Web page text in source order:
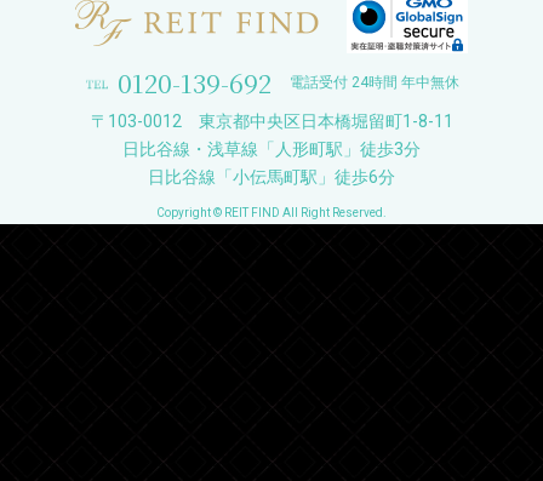
0120-139-692 電話受付 24時間 年中無休
〒103-0012 東京都中央区日本橋堀留町1-8-11
日比谷線・浅草線「人形町駅」徒歩3分
日比谷線「小伝馬町駅」徒歩6分
Copyright © REIT FIND All Right Reserved.